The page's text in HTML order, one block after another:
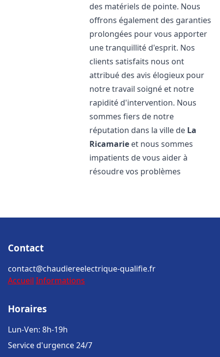
des matériels de pointe. Nous
offrons également des garanties
prolongées pour vous apporter
une tranquillité d'esprit. Nos
clients satisfaits nous ont
attribué des avis élogieux pour
notre travail soigné et notre
rapidité d'intervention. Nous
sommes fiers de notre
réputation dans la ville de La
Ricamarie et nous sommes
impatients de vous aider à
résoudre vos problèmes
Contact
contact@chaudiereelectrique-qualifie.fr
Accueil Informations
Horaires
Lun-Ven: 8h-19h
Service d'urgence 24/7